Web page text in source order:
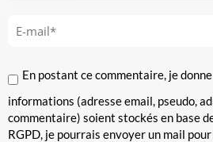
En postant ce commentaire, je
informations (adresse email, pseudo,
commentaire) soient stockés en base
RGPD, je pourrais envoyer un mail